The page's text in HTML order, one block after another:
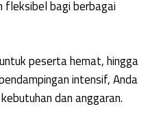
bagi berbagai
peserta hemat, hingga
intensif, Anda
dan anggaran.